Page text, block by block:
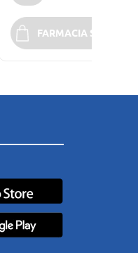
FARMACIA SIN